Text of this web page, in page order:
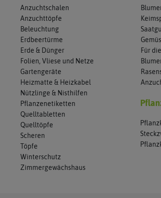
Anzuchtschalen
Anzuchttöpfe
Beleuchtung
Erdbeertürme
Erde & Dünger
Folien, Vliese und Netze
Gartengeräte
Heizmatte & Heizkabel
Nützlinge & Nisthilfen
Pflanzenetiketten
Quelltabletten
Quelltöpfe
Scheren
Töpfe
Winterschutz
Zimmergewächshaus
Für